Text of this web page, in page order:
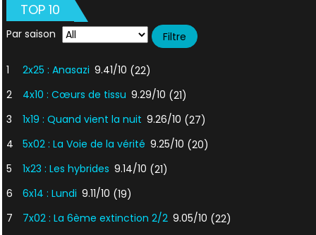
TOP 10
Par saison
1 2x25 : Anasazi 9.41/10 (22)
2
4x10 : Cœurs de tissu 9.29/10 (21)
3
1x19 : Quand vient la nuit 9.26/10 (27)
4
5x02 : La Voie de la vérité 9.25/10 (20)
5
1x23 : Les hybrides 9.14/10 (21)
6
6x14 : Lundi 9.11/10 (19)
7
7x02 : La 6ème extinction 2/2 9.05/10 (22)